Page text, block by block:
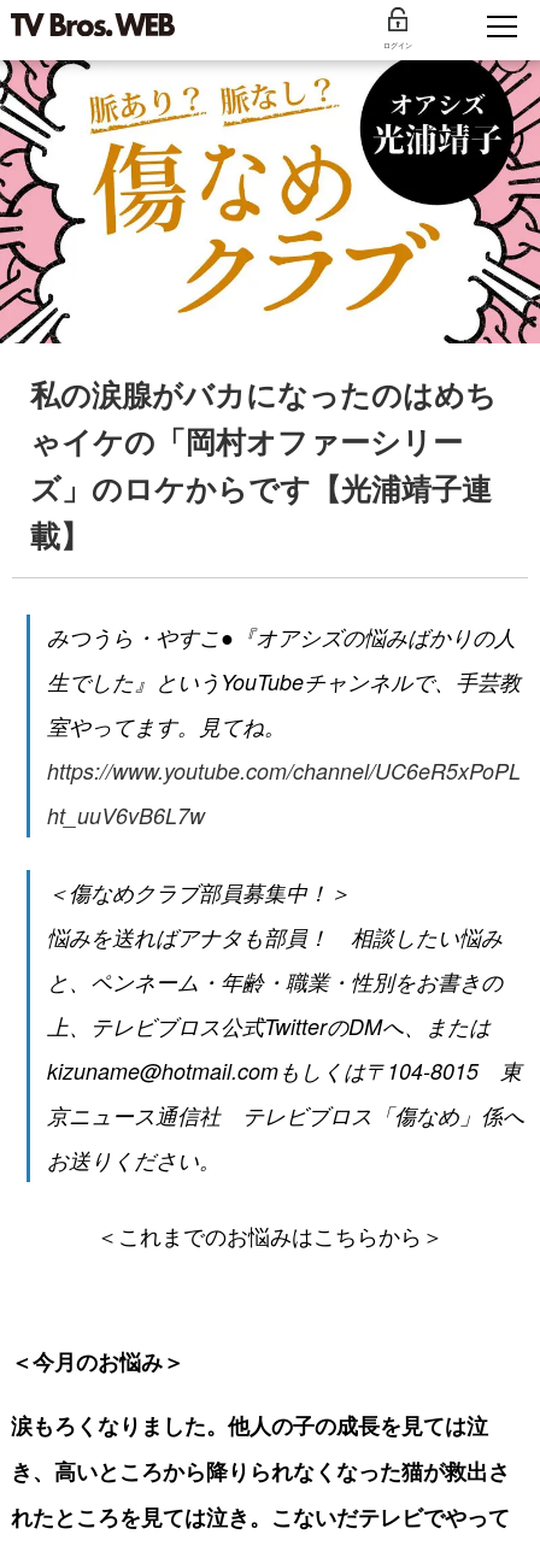
ログイン
私の涙腺がバカになったのはめち
ゃイケの「岡村オファーシリー
ズ」のロケからです【光浦靖子連
載】
みつうら・やすこ●『オアシズの悩みばかりの人
生でした』というYouTubeチャンネルで、手芸教
室やってます。見てね。
https://www.youtube.com/channel/UC6eR5xPoPL
ht_uuV6vB6L7w
＜傷なめクラブ部員募集中！＞
悩みを送ればアナタも部員！ 相談したい悩み
と、ペンネーム・年齢・職業・性別をお書きの
上、テレビブロス公式TwitterのDMへ、または
kizuname@hotmail.comもしくは〒104-8015 東
京ニュース通信社 テレビブロス「傷なめ」係へ
お送りください。
＜これまでのお悩みはこちらから＞
＜今月のお悩み＞
涙もろくなりました。他人の子の成長を見ては泣
き、高いところから降りられなくなった猫が救出さ
れたところを見ては泣き。こないだテレビでやって